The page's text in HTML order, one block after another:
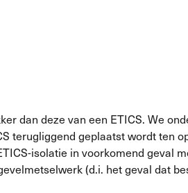
dan deze van een ETICS. We
terugliggend geplaatst wordt ten
isolatie in voorkomend geval
(d.i. het geval dat